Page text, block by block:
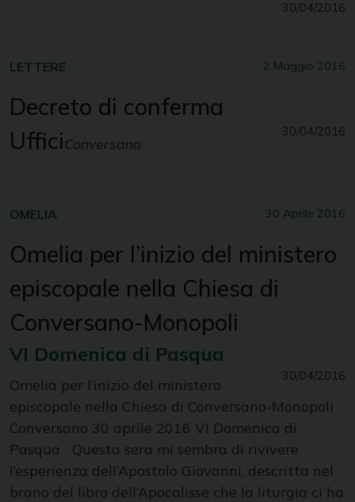
30/04/2016
2 Maggio 2016
LETTERE
Decreto di conferma
UfficiConversano
30/04/2016
30 Aprile 2016
OMELIA
Omelia per l’inizio del ministero
episcopale nella Chiesa di
Conversano-Monopoli
VI Domenica di Pasqua
30/04/2016
Omelia per l’inizio del ministero
episcopale nella Chiesa di Conversano-Monopoli
Conversano 30 aprile 2016 VI Domenica di
Pasqua Questa sera mi sembra di rivivere
l’esperienza dell’Apostolo Giovanni, descritta nel
brano del libro dell’Apocalisse che la liturgia ci ha